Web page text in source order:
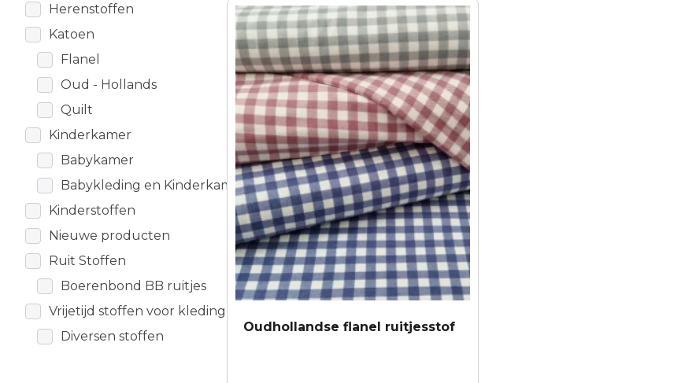
Herenstoffen
Katoen
Flanel
Oud - Hollands
Quilt
Kinderkamer
Babykamer
Babykleding en Kinderkamer
Kinderstoffen
Nieuwe producten
Ruit Stoffen
Boerenbond BB ruitjes
Vrijetijd stoffen voor kleding
Diversen stoffen
Oudhollandse flanel ruitjesstof
Dit
product
heeft
meerdere
variaties.
Deze
optie
kan
gekozen
worden
op
de
productpagina